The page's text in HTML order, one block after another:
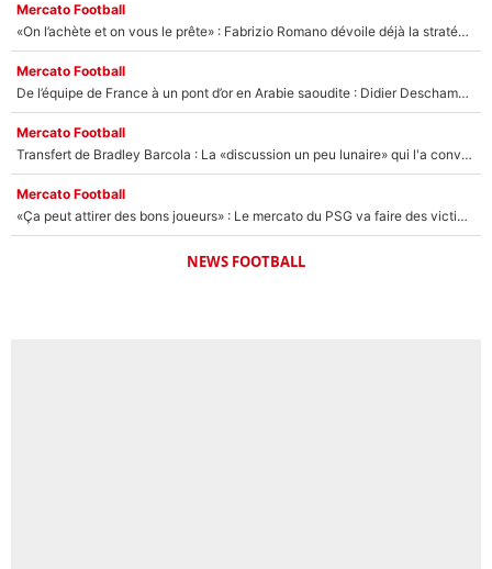
Mercato Football
«On l’achète et on vous le prête» : Fabrizio Romano dévoile déjà la stratégie du PSG avec le transfert de Zion Suzuki !
Mercato Football
De l’équipe de France à un pont d’or en Arabie saoudite : Didier Deschamps a donné sa réponse !
Mercato Football
Transfert de Bradley Barcola : La «discussion un peu lunaire» qui l'a convaincu de quitter le PSG, son entourage est pointé du doigt
Mercato Football
«Ça peut attirer des bons joueurs» : Le mercato du PSG va faire des victimes dans l'effectif de Luis Enrique ?
NEWS FOOTBALL